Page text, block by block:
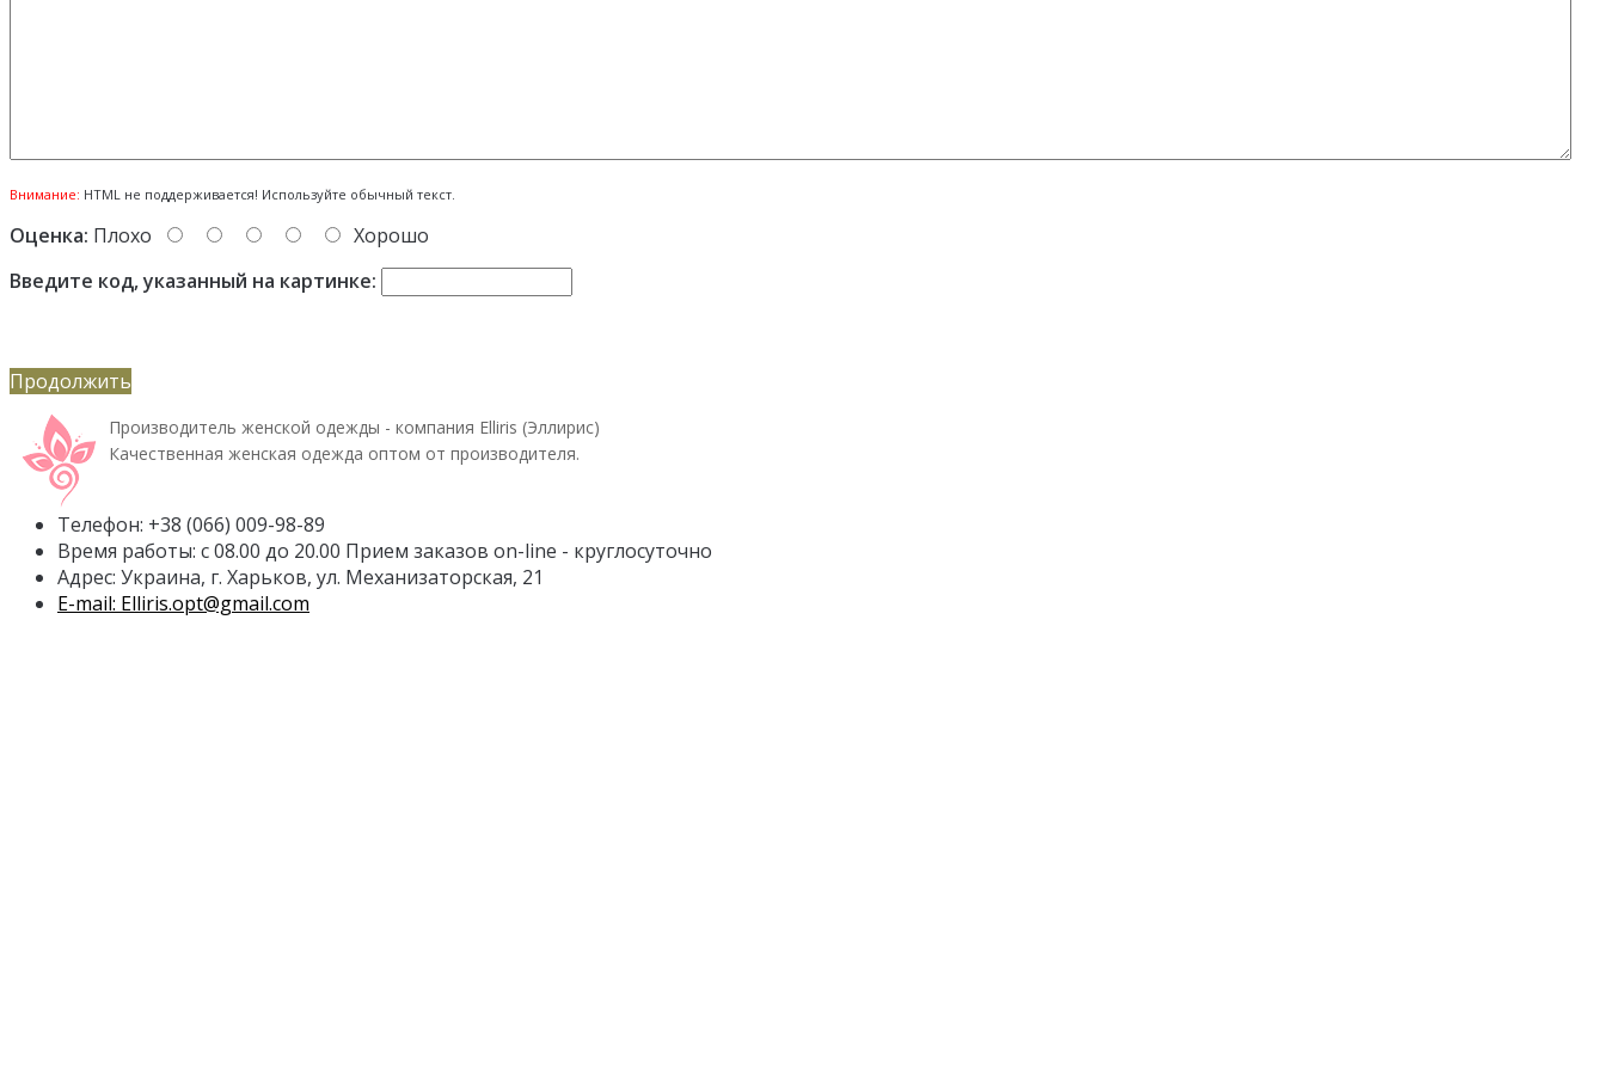
Внимание: HTML не поддерживается! Используйте обычный текст.
Оценка: Плохо
Хорошо
Введите код, указанный на картинке:
Продолжить
Производитель женской одежды - компания Elliris (Эллирис)
Качественная женская одежда оптом от производителя.
Телефон: +38 (066) 009-98-89
Время работы: с 08.00 до 20.00 Прием заказов on-line - круглосуточно
Адрес: Украина, г. Харьков, ул. Механизаторская, 21
E-mail: Elliris.opt@gmail.com